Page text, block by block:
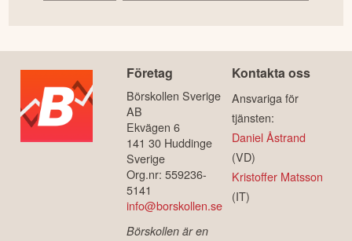
Företag
Börskollen Sverige
AB
Ekvägen 6
141 30 Huddinge
Sverige
Org.nr: 559236-
5141
info@borskollen.se
Börskollen är en
Kontakta oss
Ansvariga för
tjänsten:
Daniel Åstrand
(VD)
Kristoffer Matsson
(IT)